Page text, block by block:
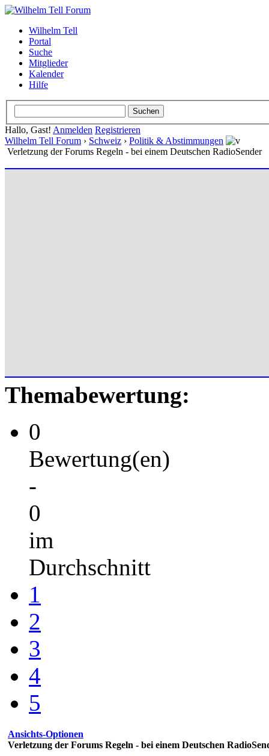
Wilhelm Tell
Portal
Suche
Mitglieder
Kalender
Hilfe
Hallo, Gast! Anmelden Registrieren
Wilhelm Tell Forum › Schweiz › Politik & Abstimmungen
Verletzung der Forums Regeln - bei einem Deutschen RadioSender
Themabewertung:
0
Bewertung(en)
-
0
im
Durchschnitt
1
2
3
4
5
Ansichts-Optionen
Verletzung der Forums Regeln - bei einem Deutschen